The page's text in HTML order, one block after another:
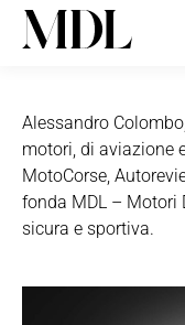
Alessandro
motori, di aviazione
MotoCorse,
fonda MDL – Motori
sicura e sportiva.